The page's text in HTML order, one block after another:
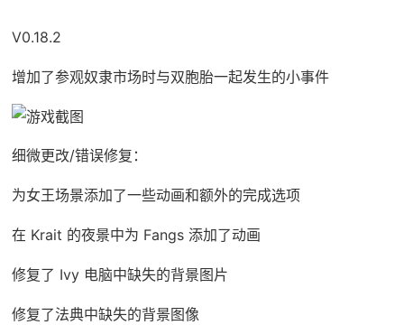
V0.18.2
增加了参观奴隶市场时与双胞胎一起发生的小事件
细微更改/错误修复：
为女王场景添加了一些动画和额外的完成选项
在 Krait 的夜景中为 Fangs 添加了动画
修复了 Ivy 电脑中缺失的背景图片
修复了法典中缺失的背景图像